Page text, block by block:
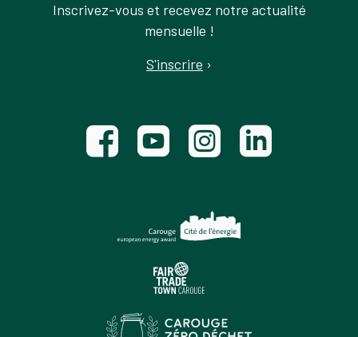
Inscrivez-vous et recevez notre actualité
mensuelle !
S'inscrire ›